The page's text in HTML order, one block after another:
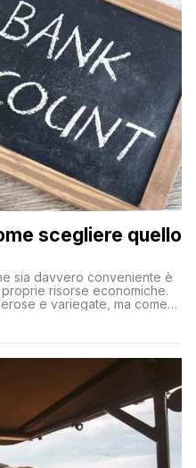
scegliere quello
sia davvero conveniente è
risorse economiche.
e variegate, ma come
esigenze senza